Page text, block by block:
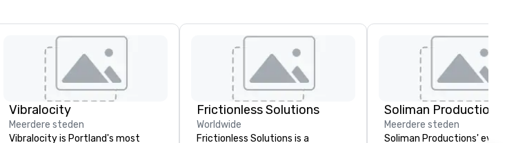
Vibralocity
Meerdere steden
Vibralocity is Portland's most
Frictionless Solutions
Worldwide
Frictionless Solutions is a
Soliman Productions
Meerdere steden
Soliman Productions' event